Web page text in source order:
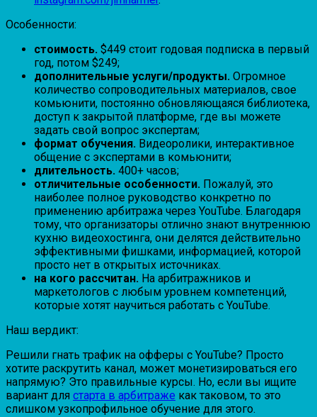
Особенности:
стоимость. $449 стоит годовая подписка в первый
год, потом $249;
дополнительные услуги/продукты. Огромное
количество сопроводительных материалов, свое
комьюнити, постоянно обновляющаяся библиотека,
доступ к закрытой платформе, где вы можете
задать свой вопрос экспертам;
формат обучения. Видеоролики, интерактивное
общение с экспертами в комьюнити;
длительность. 400+ часов;
отличительные особенности. Пожалуй, это
наиболее полное руководство конкретно по
применению арбитража через YouTube. Благодаря
тому, что организаторы отлично знают внутреннюю
кухню видеохостинга, они делятся действительно
эффективными фишками, информацией, которой
просто нет в открытых источниках.
на кого рассчитан. На арбитражников и
маркетологов с любым уровнем компетенций,
которые хотят научиться работать с YouTube.
Наш вердикт:
Решили гнать трафик на офферы с YouTube? Просто
хотите раскрутить канал, может монетизироваться его
напрямую? Это правильные курсы. Но, если вы ищите
вариант для старта в арбитраже как таковом, то это
слишком узкопрофильное обучение для этого.